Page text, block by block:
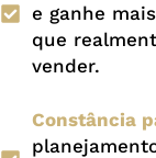
e ganhe
que
vender.
Constância